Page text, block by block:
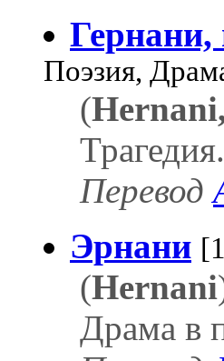
Гернани,
Поэзия,
(
Трагедия.
Перевод
Эрнани
(Hernani
Драма в